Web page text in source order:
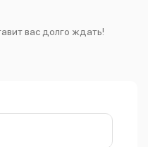
вас долго ждать!